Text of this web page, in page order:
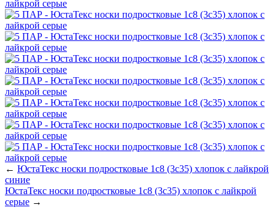
← ЮстаТекс носки подростковые 1с8 (3с35) хлопок с лайкрой
синие
ЮстаТекс носки подростковые 1с8 (3с35) хлопок с лайкрой
серые →